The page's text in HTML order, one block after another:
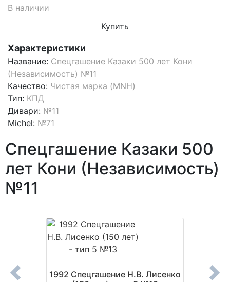
В наличии
Купить
Характеристики
Название: Спецгашение Казаки 500 лет Кони
(Независимость) №11
Качество: Чистая марка (MNH)
Тип: КПД
Дивари: №11
Michel: №71
Спецгашение Казаки 500
лет Кони (Независимость)
№11
1992 Спецгашение Н.В. Лисенко
1992